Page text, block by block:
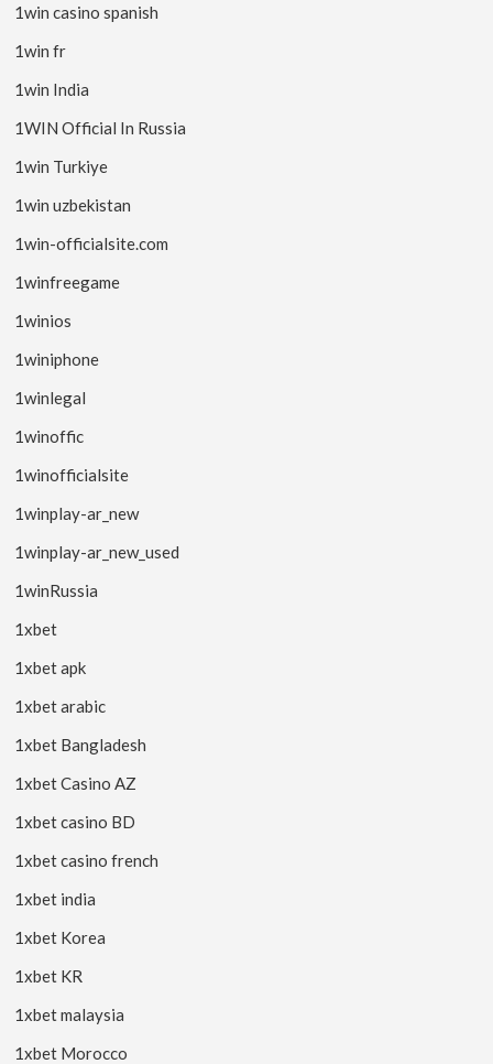
1win casino spanish
1win fr
1win India
1WIN Official In Russia
1win Turkiye
1win uzbekistan
1win-officialsite.com
1winfreegame
1winios
1winiphone
1winlegal
1winoffic
1winofficialsite
1winplay-ar_new
1winplay-ar_new_used
1winRussia
1xbet
1xbet apk
1xbet arabic
1xbet Bangladesh
1xbet Casino AZ
1xbet casino BD
1xbet casino french
1xbet india
1xbet Korea
1xbet KR
1xbet malaysia
1xbet Morocco